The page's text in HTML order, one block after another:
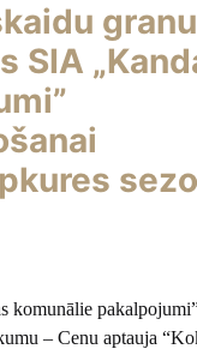
SIA
komunālie
– Cenu aptauja